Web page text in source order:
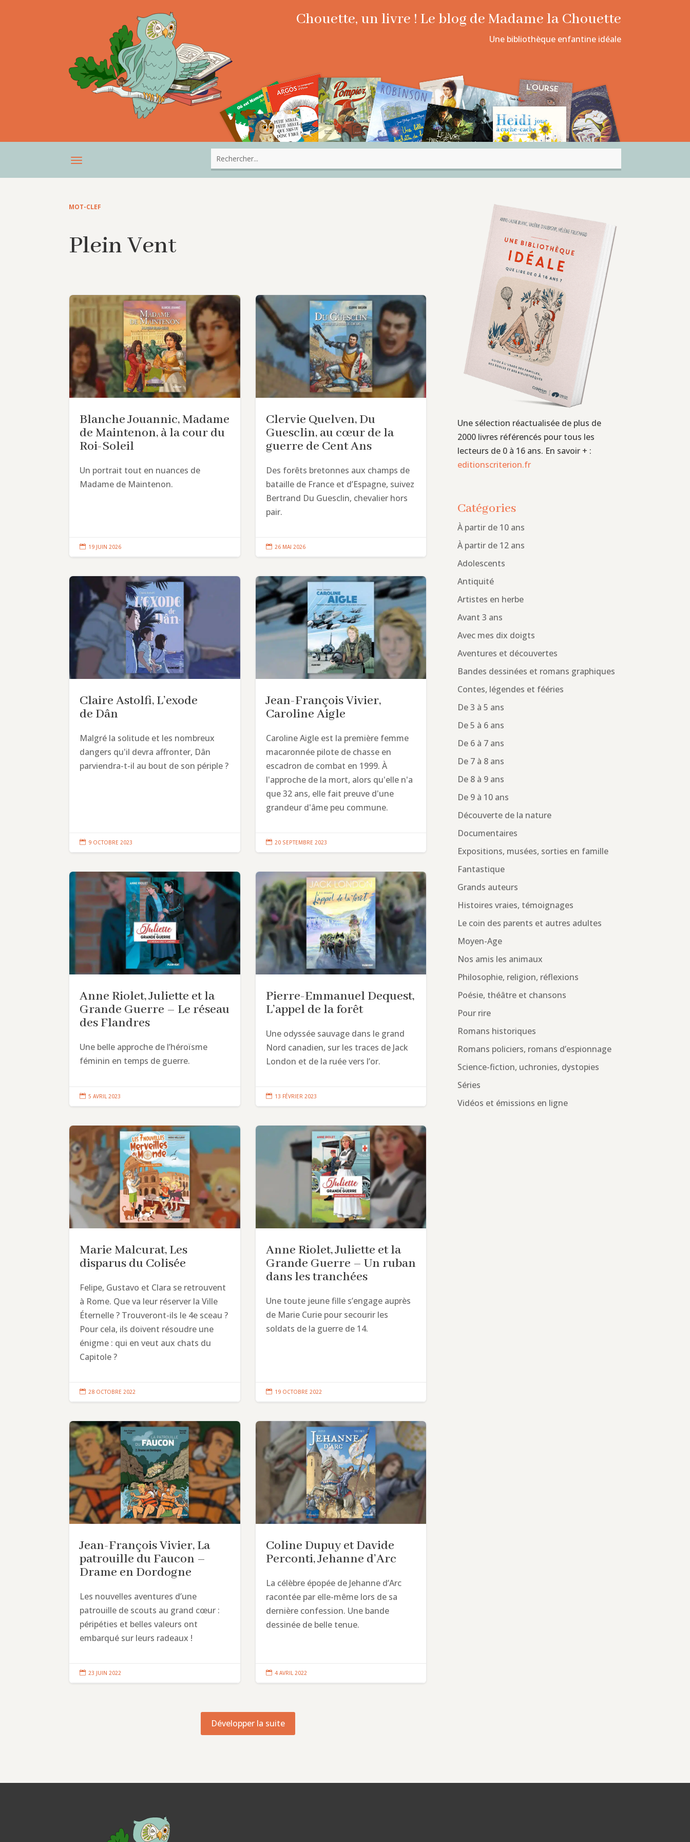
Chouette, un livre ! Le blog de Madame la Chouette
Une bibliothèque enfantine idéale
MOT-CLEF
Plein Vent
Blanche Jouannic, Madame
de Maintenon, à la cour du
Roi-Soleil
Un portrait tout en nuances de
Madame de Maintenon.
 19 JUIN 2026
Clervie Quelven, Du
Guesclin, au cœur de la
guerre de Cent Ans
Des forêts bretonnes aux champs de
bataille de France et d’Espagne, suivez
Bertrand Du Guesclin, chevalier hors
pair.
 26 MAI 2026
Claire Astolfi, L’exode
de Dân
Malgré la solitude et les nombreux
dangers qu'il devra affronter, Dân
parviendra-t-il au bout de son périple ?
 9 OCTOBRE 2023
Jean-François Vivier,
Caroline Aigle
Caroline Aigle est la première femme
macaronnée pilote de chasse en
escadron de combat en 1999. À
l'approche de la mort, alors qu'elle n'a
que 32 ans, elle fait preuve d'une
grandeur d'âme peu commune.
 20 SEPTEMBRE 2023
Anne Riolet, Juliette et la
Grande Guerre – Le réseau
des Flandres
Une belle approche de l’héroïsme
féminin en temps de guerre.
 5 AVRIL 2023
Pierre-Emmanuel Dequest,
L’appel de la forêt
Une odyssée sauvage dans le grand
Nord canadien, sur les traces de Jack
London et de la ruée vers l’or.
 13 FÉVRIER 2023
Marie Malcurat, Les
disparus du Colisée
Felipe, Gustavo et Clara se retrouvent
à Rome. Que va leur réserver la Ville
Éternelle ? Trouveront-ils le 4e sceau ?
Pour cela, ils doivent résoudre une
énigme : qui en veut aux chats du
Capitole ?
 28 OCTOBRE 2022
Anne Riolet, Juliette et la
Grande Guerre – Un ruban
dans les tranchées
Une toute jeune fille s’engage auprès
de Marie Curie pour secourir les
soldats de la guerre de 14.
 19 OCTOBRE 2022
Jean-François Vivier, La
patrouille du Faucon –
Drame en Dordogne
Les nouvelles aventures d’une
patrouille de scouts au grand cœur :
péripéties et belles valeurs ont
embarqué sur leurs radeaux !
 23 JUIN 2022
Coline Dupuy et Davide
Perconti, Jehanne d’Arc
La célèbre épopée de Jehanne d’Arc
racontée par elle-même lors de sa
dernière confession. Une bande
dessinée de belle tenue.
 4 AVRIL 2022
Développer la suite
Une sélection réactualisée de plus de
2000 livres référencés pour tous les
lecteurs de 0 à 16 ans. En savoir + :
editionscriterion.fr
Catégories
À partir de 10 ans
À partir de 12 ans
Adolescents
Antiquité
Artistes en herbe
Avant 3 ans
Avec mes dix doigts
Aventures et découvertes
Bandes dessinées et romans graphiques
Contes, légendes et fééries
De 3 à 5 ans
De 5 à 6 ans
De 6 à 7 ans
De 7 à 8 ans
De 8 à 9 ans
De 9 à 10 ans
Découverte de la nature
Documentaires
Expositions, musées, sorties en famille
Fantastique
Grands auteurs
Histoires vraies, témoignages
Le coin des parents et autres adultes
Moyen-Age
Nos amis les animaux
Philosophie, religion, réflexions
Poésie, théâtre et chansons
Pour rire
Romans historiques
Romans policiers, romans d’espionnage
Science-fiction, uchronies, dystopies
Séries
Vidéos et émissions en ligne